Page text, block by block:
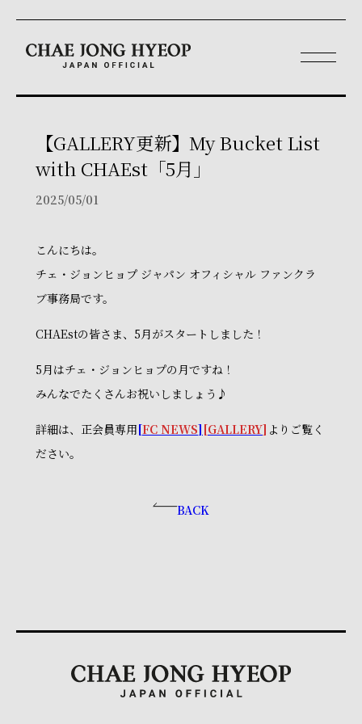
【GALLERY更新】My Bucket List
with CHAEst「5月」
2025/05/01
こんにちは。
チェ・ジョンヒョプ ジャパン オフィシャル ファンクラ
ブ事務局です。
CHAEstの皆さま、5月がスタートしました！
5月はチェ・ジョンヒョプの月ですね！
みんなでたくさんお祝いしましょう♪
詳細は、正会員専用[FC NEWS] [GALLERY] よりご覧く
ださい。
BACK